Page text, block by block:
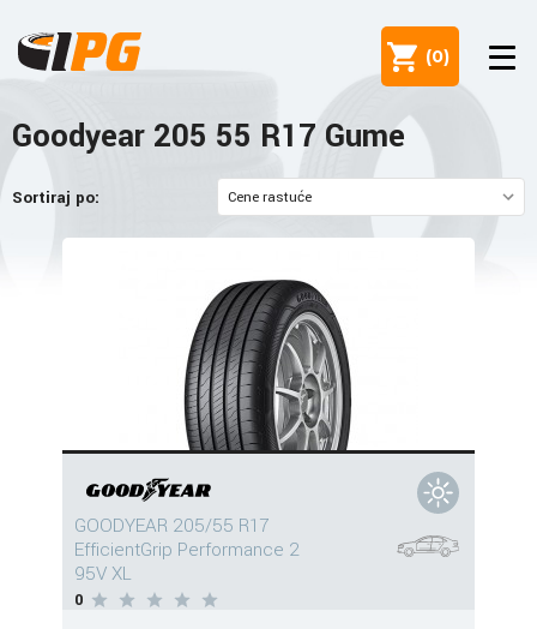
(0)
Goodyear 205 55 R17 Gume
Sortiraj po:
GOODYEAR 205/55 R17
EfficientGrip Performance 2
95V XL
0